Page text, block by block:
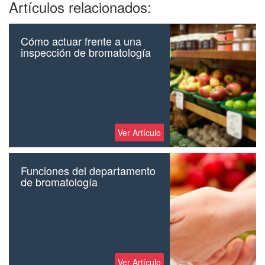
Artículos relacionados:
Cómo actuar frente a una
inspección de bromatología
Ver Artículo
Funciones del departamento
de bromatología
Ver Artículo